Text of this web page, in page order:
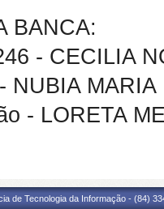
BANCA:
- CECILIA
NUBIA
- LORETA
de Tecnologia da Informação - (84)